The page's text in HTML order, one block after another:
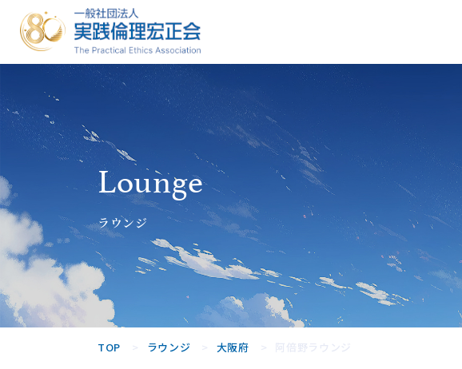
一般社団法人
実践倫理宏正
会
Lounge
ラウンジ
TOP ラウンジ 大阪府 阿倍野ラウンジ